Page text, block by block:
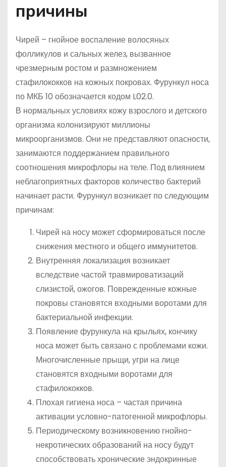
причины
Чирей – гнойное воспаление волосяных
фолликулов и сальных желез, вызванное
чрезмерным ростом и размножением
стафилококков на кожных покровах. Фурункул носа
по МКБ 10 обозначается кодом L02.0.
В нормальных условиях кожу взрослого и детского
организма колонизируют миллионы
микроорганизмов. Они не представляют опасности,
занимаются поддержанием правильного
соотношения микрофлоры на теле. Под влиянием
неблагоприятных факторов количество бактерий
начинает расти. Фурункул возникает по следующим
причинам:
Чирей на носу может сформироваться после
снижения местного и общего иммунитетов.
Внутренняя локализация возникает
вследствие частой травмироватизаций
слизистой, ожогов. Поврежденные кожные
покровы становятся входными воротами для
бактериальной инфекции.
Появление фурункула на крыльях, кончику
носа может быть связано с проблемами кожи.
Многочисленные прыщи, угри на лице
становятся входными воротами для
стафилококков.
Плохая гигиена носа – частая причина
активации условно-патогенной микрофлоры.
Периодическому возникновению гнойно-
некротических образований на носу будут
способствовать хронические эндокринные